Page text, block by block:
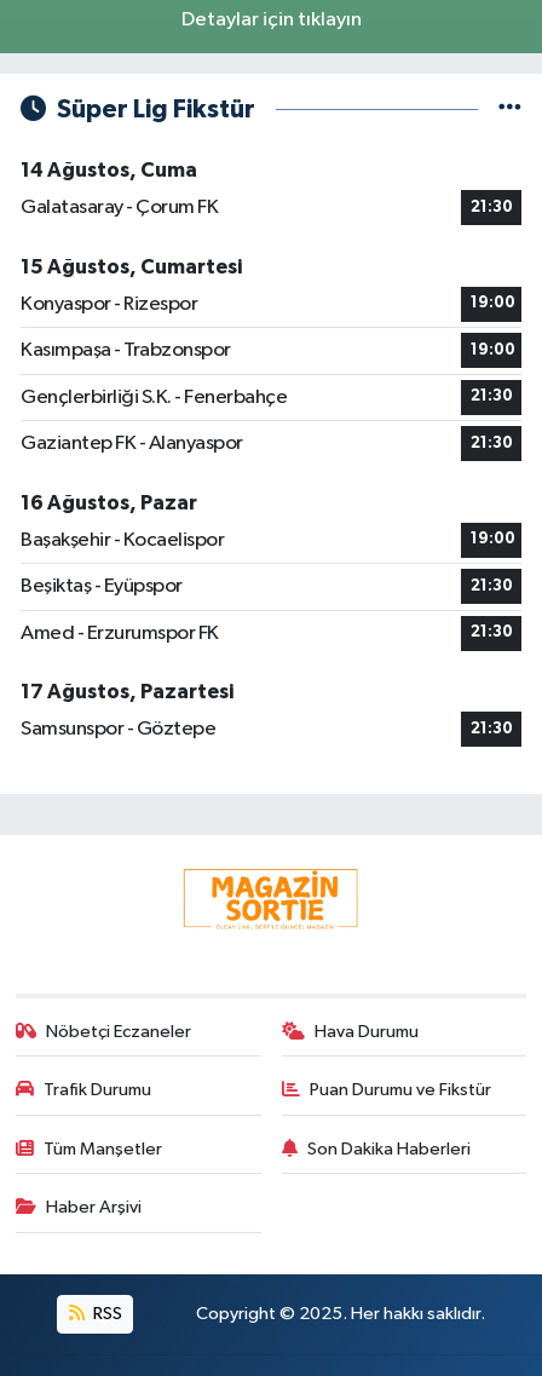
Detaylar için tıklayın
Süper Lig Fikstür
14 Ağustos, Cuma
Galatasaray - Çorum FK
21:30
15 Ağustos, Cumartesi
Konyaspor - Rizespor
19:00
Kasımpaşa - Trabzonspor 19:00
Gençlerbirliği S.K. - Fenerbahçe 21:30
Gaziantep FK - Alanyaspor 21:30
16 Ağustos, Pazar
Başakşehir - Kocaelispor
19:00
Beşiktaş - Eyüpspor 21:30
Amed - Erzurumspor FK 21:30
17 Ağustos, Pazartesi
Samsunspor - Göztepe
21:30
Nöbetçi Eczaneler Hava Durumu
Trafik Durumu Puan Durumu ve Fikstür
Tüm Manşetler Son Dakika Haberleri
Haber Arşivi
RSS Copyright © 2025. Her hakkı saklıdır.